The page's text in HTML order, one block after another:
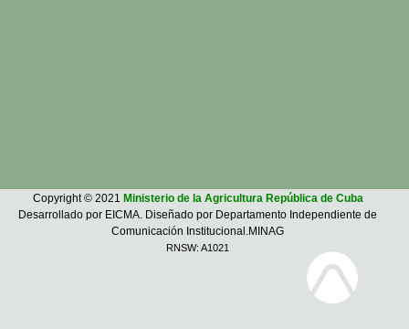
Copyright © 2021 Ministerio de la Agricultura República de Cuba
Desarrollado por EICMA. Diseñado por Departamento Independiente de
Comunicación Institucional.MINAG
RNSW: A1021